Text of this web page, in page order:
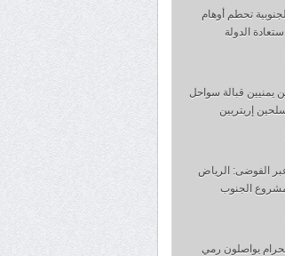
تحطم أوهام
الدولة
صيادين يمنيين قبالة سواحل
إريتريين
الفوضى: الرياض
الجنوب
يواصلون رمي